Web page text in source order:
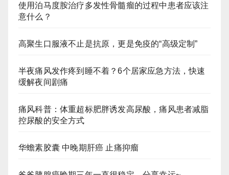
使用泊马度胺治疗多发性骨髓瘤的过程中患者应该注
意什么？
高聚生口服液不止是抗原，更是免疫的“高级定制”
半夜痛风发作疼到睡不着？6个居家应急方法，快速
缓解夜间剧痛
痛风科普：体重超标肥胖诱发高尿酸，痛风患者减脂
控尿酸的安全方式
华蟾素胶囊 中晚期肝癌 止痛抑瘤